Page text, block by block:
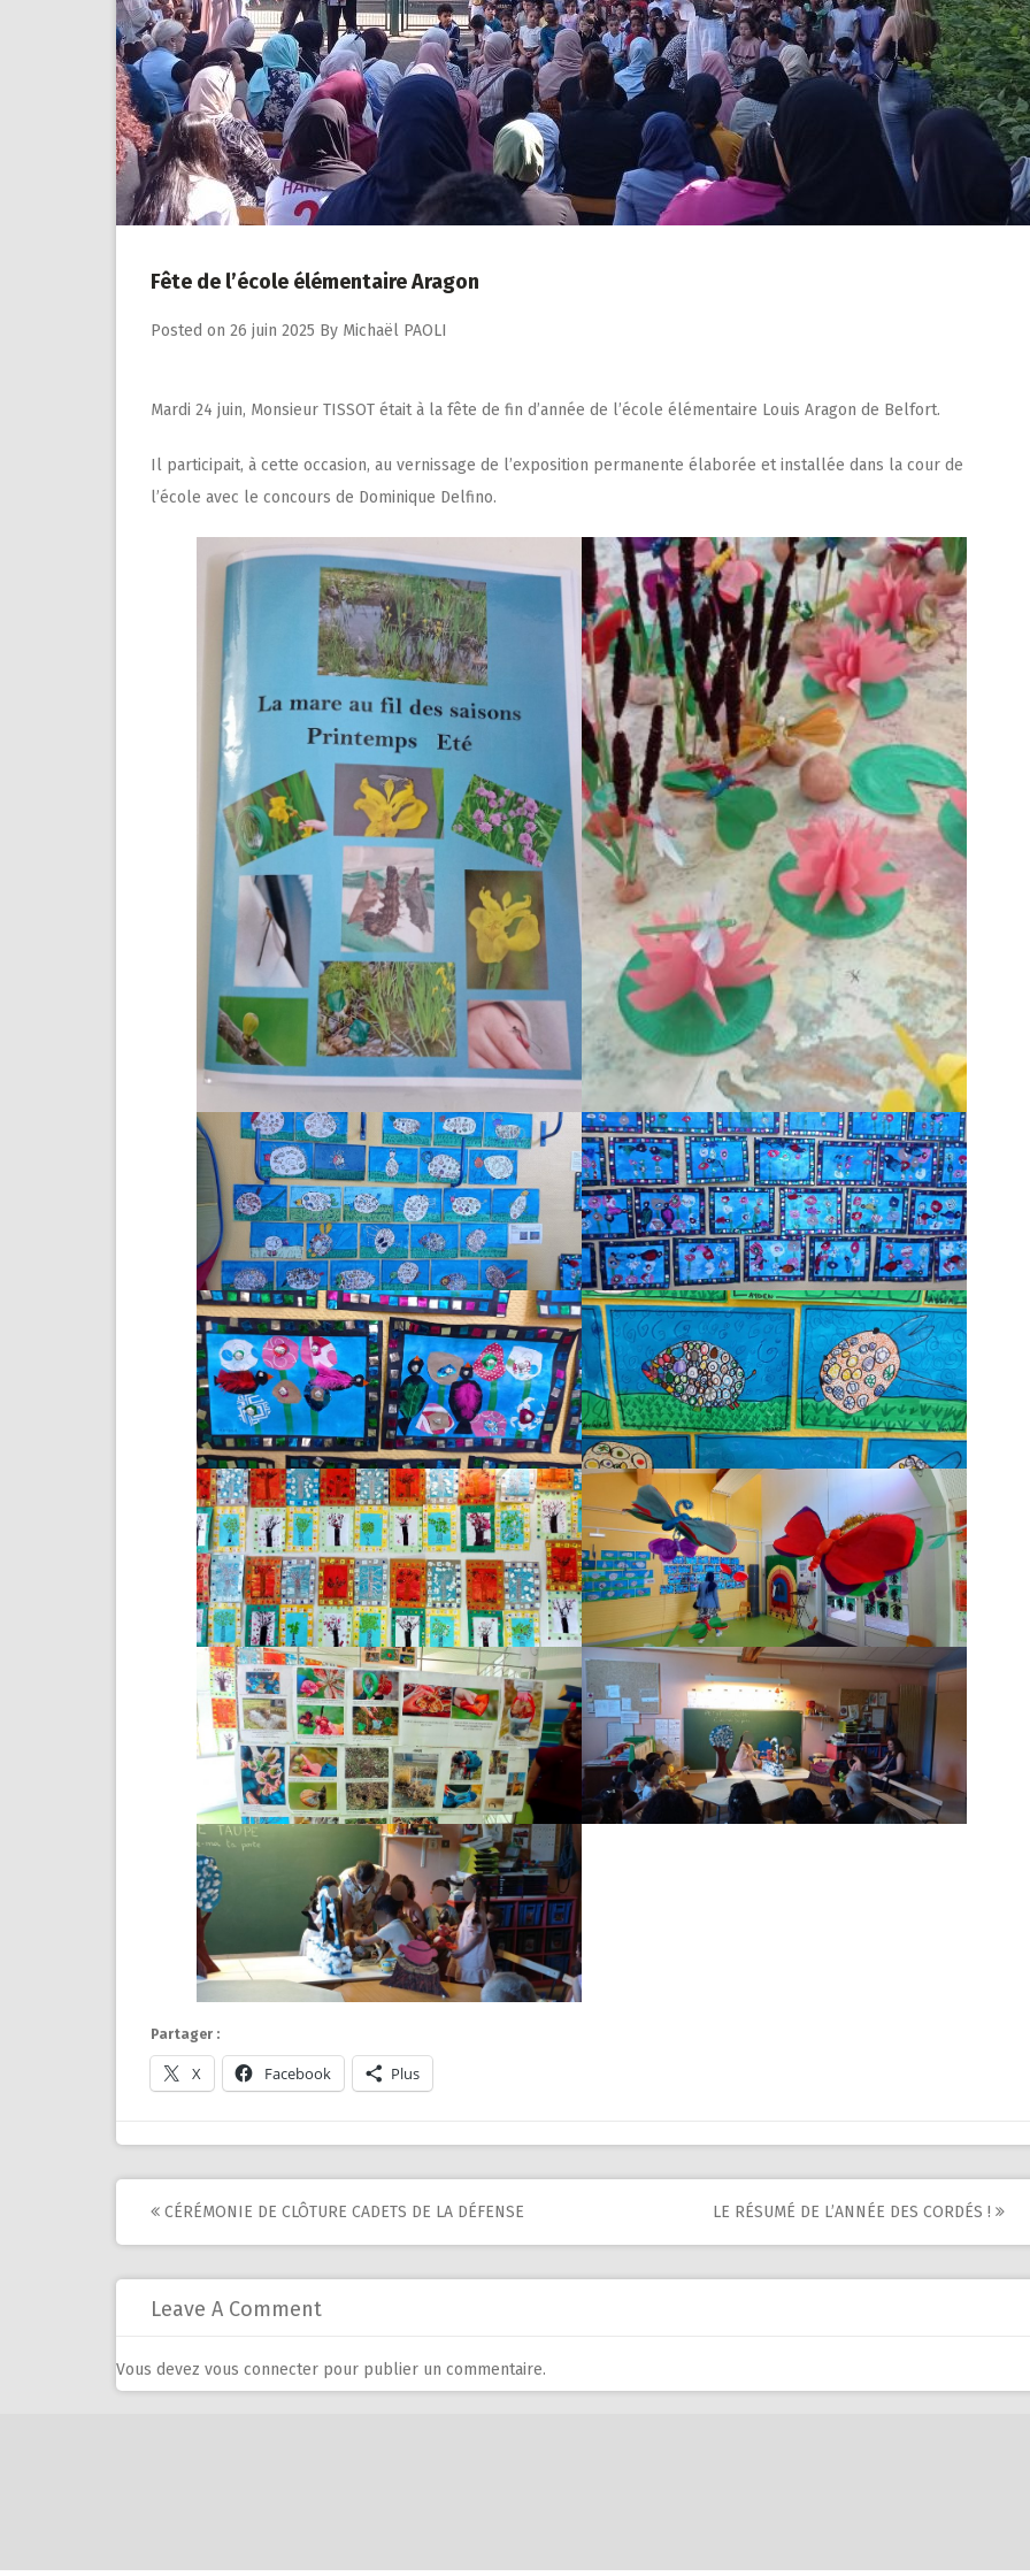
Fête de l’école élémentaire Aragon
Posted on 26 juin 2025 By Michaël PAOLI
Mardi 24 juin, Monsieur TISSOT était à la fête de fin d’année de l’école élémentaire Louis Aragon de Belfort.
Il participait, à cette occasion, au vernissage de l’exposition permanente élaborée et installée dans la cour de
l’école avec le concours de Dominique Delfino.
Partager :
X Facebook Plus
Post
navigation
CÉRÉMONIE DE CLÔTURE CADETS DE LA DÉFENSE LE RÉSUMÉ DE L’ANNÉE DES CORDÉS !
Leave A Comment
Vous devez vous connecter pour publier un commentaire.